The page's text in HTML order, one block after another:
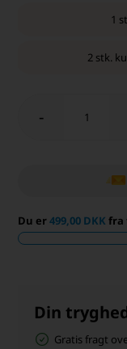
1
2 stk.
-
Du er499,00 DKK fra
Din
Gratis fragt